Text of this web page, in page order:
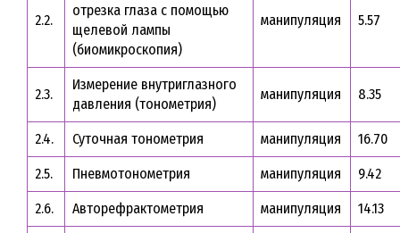
2.2.
отрезка глаза с помощью
щелевой лампы
(биомикроскопия)
манипуляция 5.57
2.3.
Измерение внутриглазного
давления (тонометрия)
манипуляция 8.35
2.4. Суточная тонометрия манипуляция 16.70
2.5. Пневмотонометрия манипуляция 9.42
2.6. Авторефрактометрия манипуляция 14.13